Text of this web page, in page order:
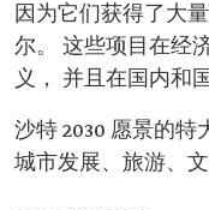
因为它们获得了大
尔。 这些项目在经
义， 并且在国内和
沙特 2030 愿景的特
城市发展、旅游、